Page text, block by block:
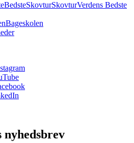
BedsteSkovturSkovturVerdens Bedste
Bageskolen